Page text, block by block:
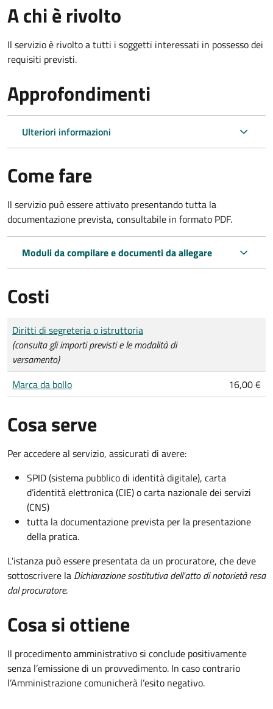
A chi è rivolto
Il servizio è rivolto a tutti i soggetti interessati in possesso dei
requisiti previsti.
Approfondimenti
Ulteriori informazioni
Come fare
Il servizio può essere attivato presentando tutta la
documentazione prevista, consultabile in formato PDF.
Moduli da compilare e documenti da allegare
Costi
Tipo di pagamento
Importo
Diritti di segreteria o istruttoria
(consulta gli importi previsti e le modalità di
versamento)
Marca da bollo
16,00 €
Cosa serve
Per accedere al servizio, assicurati di avere:
SPID (sistema pubblico di identità digitale), carta
d’identità elettronica (CIE) o carta nazionale dei servizi
(CNS)
tutta la documentazione prevista per la presentazione
della pratica.
L'istanza può essere presentata da un procuratore, che deve
sottoscrivere la Dichiarazione sostitutiva dell'atto di notorietà resa
dal procuratore.
Cosa si ottiene
Il procedimento amministrativo si conclude positivamente
senza l’emissione di un provvedimento. In caso contrario
l’Amministrazione comunicherà l’esito negativo.